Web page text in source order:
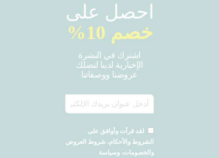
احصل على
خصم 10%
اشترك في النشرة
الإخبارية لدينا لتصلك
عروضنا ووصفاتنا
لقد قرأت وأوافق على
الشروط والأحكام، شروط العروض
والخصومات، وسياسة